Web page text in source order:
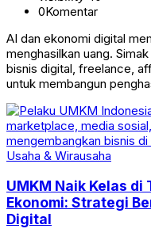
0Komentar
AI dan ekonomi digital
menghasilkan uang.
bisnis digital, freelance,
untuk membangun
Usaha & Wirausaha
UMKM Naik Kelas
Ekonomi: Strategi
Digital